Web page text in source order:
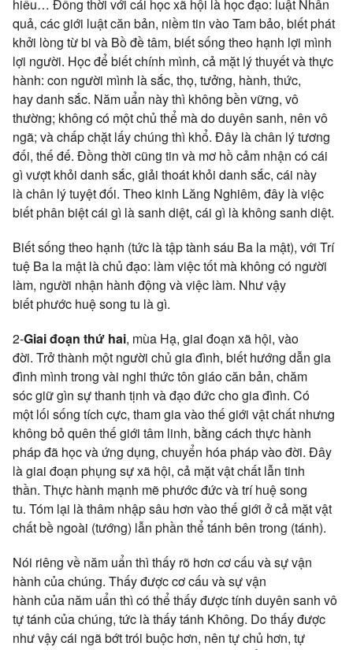
hiếu… Đồng thời với cái họcxã hội là học đạo: luật Nhân
quả, cácgiới luậtcăn bản, niềm tin vàoTam bảo, biếtphát
khởi lòng từbi và Bồ đề tâm, biết sống theo hạnh lợi mình
lợi người. Học để biết chính mình, cả mặt lý thuyếtvàthực
hành: con người mình là sắc, thọ, tưởng, hành, thức,
haydanh sắc. Năm uẩn này thì không bền vững, vô
thường; không có mộtchủ thể mà doduyên sanh, nên vô
ngã; vàchấp chặt lấy chúng thì khổ. Đây làchân lý tương
đối, thế đế. Đồng thời cũng tin và mơ hồcảm nhận có cái
gì vượt khỏi danh sắc, giải thoát khỏi danh sắc, cái này
làchân lýtuyệt đối. Theo kinh Lăng Nghiêm, đây là việc
biếtphân biệtcái gì làsanh diệt, cái gì là không sanh diệt.
Biết sống theo hạnh (tức là tập tành sáu Ba la mật), với Trí
tuệ Ba la mật là chủ đạo: làm việc tốt mà không có người
làm, người nhận hành động vàviệc làm. Như vậy
biếtphước huệsong tu là gì.
2-Giai đoạn thứ hai, mùa Hạ, giai đoạn xã hội, vào
đời. Trở thành một người chủ gia đình, biết hướng dẫn gia
đình mình trong vài nghi thứctôn giáocăn bản, chăm
sócgiữ gìn sựthanh tịnh vàđạo đứcchogia đình. Có
một lối sống tích cực, tham giavàothế giới vật chất nhưng
không bỏ quên thế giới tâm linh, bằng cách thực hành
phápđã học và ứng dụng, chuyển hóapháp vào đời. Đây
là giai đoạn phụng sựxã hội, cả mặtvật chất lẫn tinh
thần. Thực hành mạnh mẽphước đứcvàtrí huệsong
tu. Tóm lại làthâm nhậpsâu hơn vàothế giới ở cả mặtvật
chấtbề ngoài (tướng) lẫn phần thể tánh bên trong (tánh).
Nói riêng về năm uẩn thì thấy rõ hơn cơ cấu và sựvận
hành của chúng. Thấy được cơ cấu và sựvận
hành của năm uẩn thì có thể thấy được tính duyên sanh vô
tự tánh của chúng, tức là thấytánh Không. Do thấy được
như vậy cái ngã bớttrói buộc hơn, nên tự chủ hơn, tự